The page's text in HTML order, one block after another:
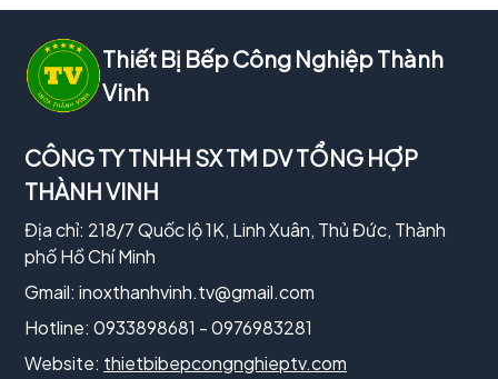
Thiết Bị Bếp Công Nghiệp Thành
Vinh
CÔNG TY TNHH SX TM DV TỔNG HỢP
THÀNH VINH
Địa chỉ: 218/7 Quốc lộ 1K, Linh Xuân, Thủ Đức, Thành
phố Hồ Chí Minh
Gmail: inoxthanhvinh.tv@gmail.com
Hotline: 0933898681 - 0976983281
Website: thietbibepcongnghieptv.com